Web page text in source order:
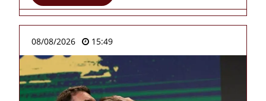
08/08/2026 15:49